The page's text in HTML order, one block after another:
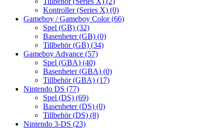
Kontroller (Series X) (0)
Gameboy / Gameboy Color(66)
Spel (GB) (32)
Basenheter (GB) (0)
Tillbehör (GB) (34)
Gameboy Advance (57)
Spel (GBA) (40)
Basenheter (GBA) (0)
Tillbehör (GBA) (17)
Nintendo DS (77)
Spel (DS) (69)
Basenheter (DS) (0)
Tillbehör (DS) (8)
Nintendo 3-DS (23)